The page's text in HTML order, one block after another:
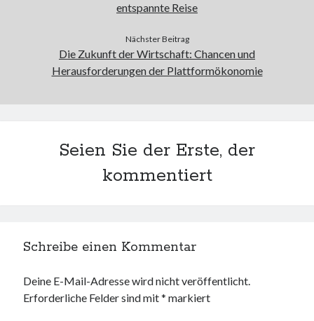
entspannte Reise
Nächster Beitrag
Die Zukunft der Wirtschaft: Chancen und
Herausforderungen der Plattformökonomie
Seien Sie der Erste, der
kommentiert
Schreibe einen Kommentar
Deine E-Mail-Adresse wird nicht veröffentlicht.
Erforderliche Felder sind mit* markiert